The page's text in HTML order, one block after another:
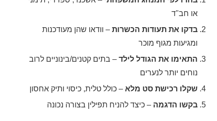
או חב"ד
בדקו את תעודות הכשרות – וודאו שהן מעודכנות
ומגיעות מגוף מוכר
התאימו את הגודל לילד – בתים קטנים/בינוניים לרוב
נוחים יותר לנערים
שקלו רכישת סט מלא – כולל טלית, כיסוי ותיק אחסון
בקשו הדגמה – כיצד להניח תפילין בצורה נכונה